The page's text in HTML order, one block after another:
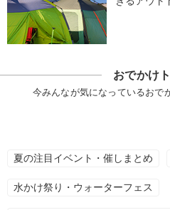
おでかけ
今みんなが気になっているおで
夏の注目イベント・催しまとめ
水かけ祭り・ウォーターフェス